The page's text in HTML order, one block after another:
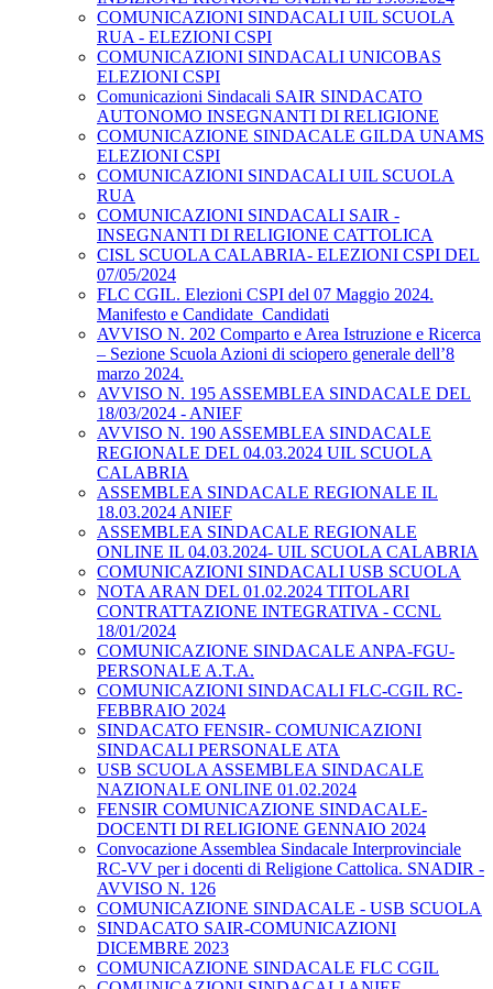
COMUNICAZIONI SINDACALI UIL SCUOLA
RUA - ELEZIONI CSPI
COMUNICAZIONI SINDACALI UNICOBAS
ELEZIONI CSPI
Comunicazioni Sindacali SAIR SINDACATO
AUTONOMO INSEGNANTI DI RELIGIONE
COMUNICAZIONE SINDACALE GILDA UNAMS
ELEZIONI CSPI
COMUNICAZIONI SINDACALI UIL SCUOLA
RUA
COMUNICAZIONI SINDACALI SAIR -
INSEGNANTI DI RELIGIONE CATTOLICA
CISL SCUOLA CALABRIA- ELEZIONI CSPI DEL
07/05/2024
FLC CGIL. Elezioni CSPI del 07 Maggio 2024.
Manifesto e Candidate_Candidati
AVVISO N. 202 Comparto e Area Istruzione e Ricerca
– Sezione Scuola Azioni di sciopero generale dell’8
marzo 2024.
AVVISO N. 195 ASSEMBLEA SINDACALE DEL
18/03/2024 - ANIEF
AVVISO N. 190 ASSEMBLEA SINDACALE
REGIONALE DEL 04.03.2024 UIL SCUOLA
CALABRIA
ASSEMBLEA SINDACALE REGIONALE IL
18.03.2024 ANIEF
ASSEMBLEA SINDACALE REGIONALE
ONLINE IL 04.03.2024- UIL SCUOLA CALABRIA
COMUNICAZIONI SINDACALI USB SCUOLA
NOTA ARAN DEL 01.02.2024 TITOLARI
CONTRATTAZIONE INTEGRATIVA - CCNL
18/01/2024
COMUNICAZIONE SINDACALE ANPA-FGU-
PERSONALE A.T.A.
COMUNICAZIONI SINDACALI FLC-CGIL RC-
FEBBRAIO 2024
SINDACATO FENSIR- COMUNICAZIONI
SINDACALI PERSONALE ATA
USB SCUOLA ASSEMBLEA SINDACALE
NAZIONALE ONLINE 01.02.2024
FENSIR COMUNICAZIONE SINDACALE-
DOCENTI DI RELIGIONE GENNAIO 2024
Convocazione Assemblea Sindacale Interprovinciale
RC-VV per i docenti di Religione Cattolica. SNADIR -
AVVISO N. 126
COMUNICAZIONE SINDACALE - USB SCUOLA
SINDACATO SAIR-COMUNICAZIONI
DICEMBRE 2023
COMUNICAZIONE SINDACALE FLC CGIL